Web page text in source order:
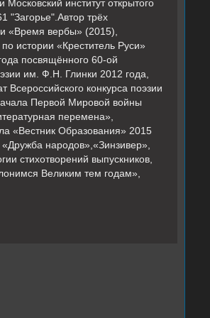
институт открытого
"Загорье".Автор трёх
«Время вербы» (2015),
истории «Креститель Руси»
посвящённого 60-ой
им. Ф.Н. Глинки 2012 года,
конкурса поэзии
Первой Мировой войны
перемена»,
«Вестник Образования» 2015
народов»,«Зинзивер»,
стихотворений выпускников,
Великим тем годам»,